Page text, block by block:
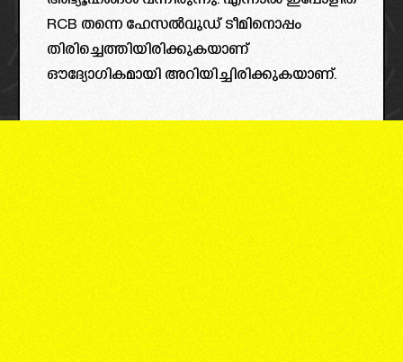
RCB തന്നെ ഹേസൽവുഡ് ടീമിനൊപ്പം
തിരിച്ചെത്തിയിരിക്കുകയാണ്
ഔദ്യോഗികമായി അറിയിച്ചിരിക്കുകയാണ്.